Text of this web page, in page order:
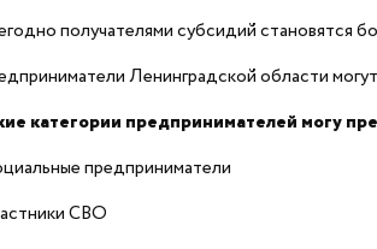
получателями субсидий становятся
Ленинградской области
категории предпринимателей могу
предприниматели
СВО